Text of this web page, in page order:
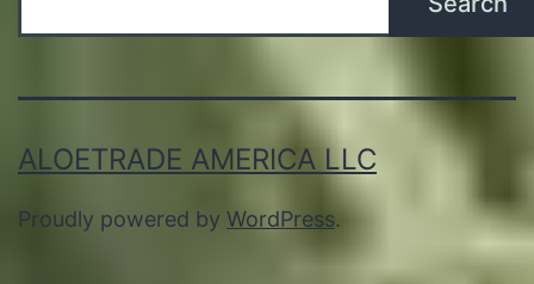
ALOETRADE AMERICA LLC
Proudly powered by WordPress.